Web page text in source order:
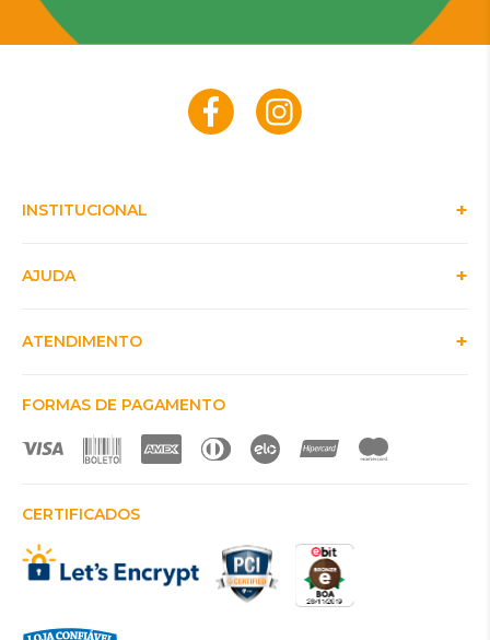
INSTITUCIONAL
AJUDA
ATENDIMENTO
FORMAS DE PAGAMENTO
CERTIFICADOS